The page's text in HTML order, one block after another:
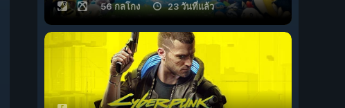
56 กลโกง 23 วันที่แล้ว